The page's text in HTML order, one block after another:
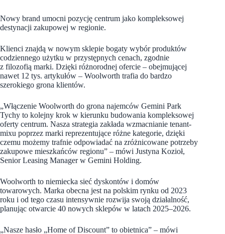
Nowy brand umocni pozycję centrum jako kompleksowej
destynacji zakupowej w regionie.
Klienci znajdą w nowym sklepie bogaty wybór produktów
codziennego użytku w przystępnych cenach, zgodnie
z filozofią marki. Dzięki różnorodnej ofercie – obejmującej
nawet 12 tys. artykułów – Woolworth trafia do bardzo
szerokiego grona klientów.
„Włączenie Woolworth do grona najemców Gemini Park
Tychy to kolejny krok w kierunku budowania kompleksowej
oferty centrum. Nasza strategia zakłada wzmacnianie tenant-
mixu poprzez marki reprezentujące różne kategorie, dzięki
czemu możemy trafnie odpowiadać na zróżnicowane potrzeby
zakupowe mieszkańców regionu” – mówi Justyna Kozioł,
Senior Leasing Manager w Gemini Holding.
Woolworth to niemiecka sieć dyskontów i domów
towarowych. Marka obecna jest na polskim rynku od 2023
roku i od tego czasu intensywnie rozwija swoją działalność,
planując otwarcie 40 nowych sklepów w latach 2025–2026.
„Nasze hasło „Home of Discount” to obietnica” – mówi